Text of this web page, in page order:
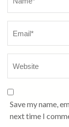
Save my name,
next time I